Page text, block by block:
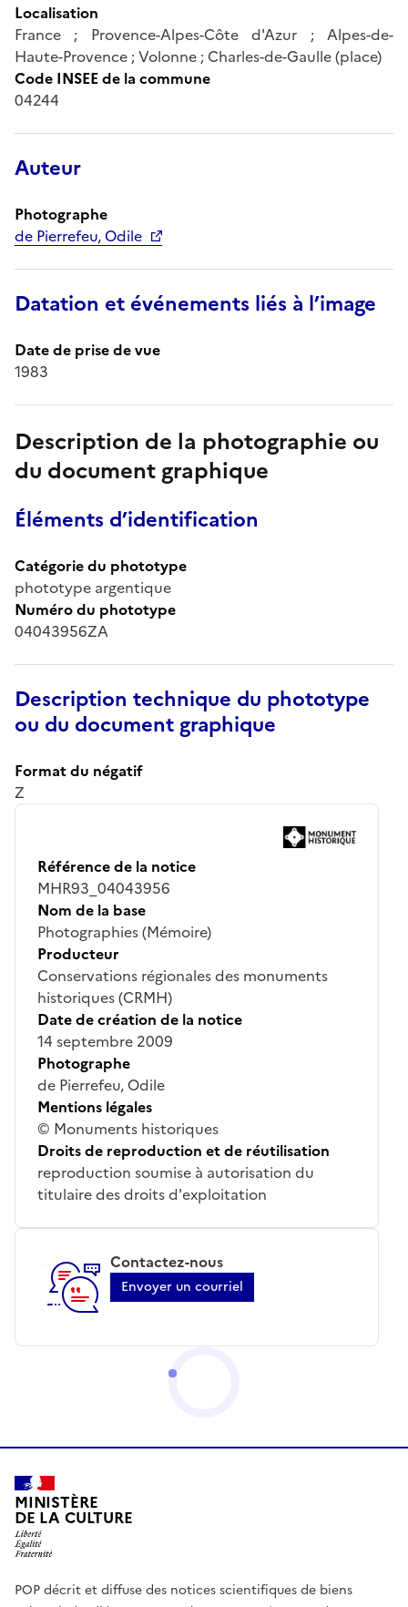
Localisation
France ; Provence-Alpes-Côte d'Azur ; Alpes-de-
Haute-Provence ; Volonne ; Charles-de-Gaulle (place)
Code INSEE de la commune
04244
Auteur
Photographe
de Pierrefeu, Odile
Datation et événements liés à l’image
Date de prise de vue
1983
Description de la photographie ou
du document graphique
Éléments d’identification
Catégorie du phototype
phototype argentique
Numéro du phototype
04043956ZA
Description technique du phototype
ou du document graphique
Format du négatif
Z
Référence de la notice
MHR93_04043956
Nom de la base
Photographies (Mémoire)
Producteur
Conservations régionales des monuments
historiques (CRMH)
Date de création de la notice
14 septembre 2009
Photographe
de Pierrefeu, Odile
Mentions légales
© Monuments historiques
Droits de reproduction et de réutilisation
reproduction soumise à autorisation du
titulaire des droits d'exploitation
Contactez-nous
Envoyer un courriel
MINISTÈRE
DE LA CULTURE
POP décrit et diffuse des notices scientifiques de biens